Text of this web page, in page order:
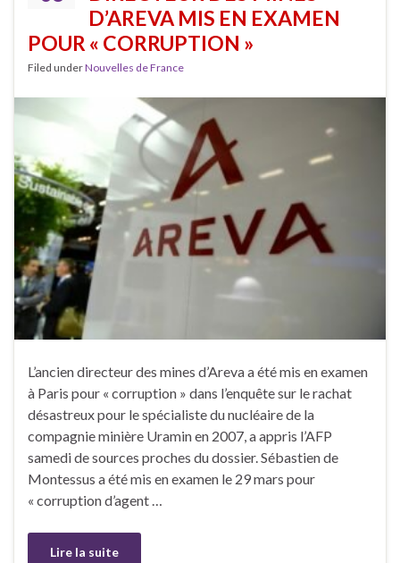
D’AREVA MIS EN EXAMEN
POUR « CORRUPTION »
Filed underNouvelles de France
L’ancien directeur des mines d’Areva a été mis en examen
à Paris pour « corruption » dans l’enquête sur le rachat
désastreux pour le spécialiste du nucléaire de la
compagnie minière Uramin en 2007, a appris l’AFP
samedi de sources proches du dossier. Sébastien de
Montessus a été mis en examen le 29 mars pour
« corruption d’agent …
Lire la suite